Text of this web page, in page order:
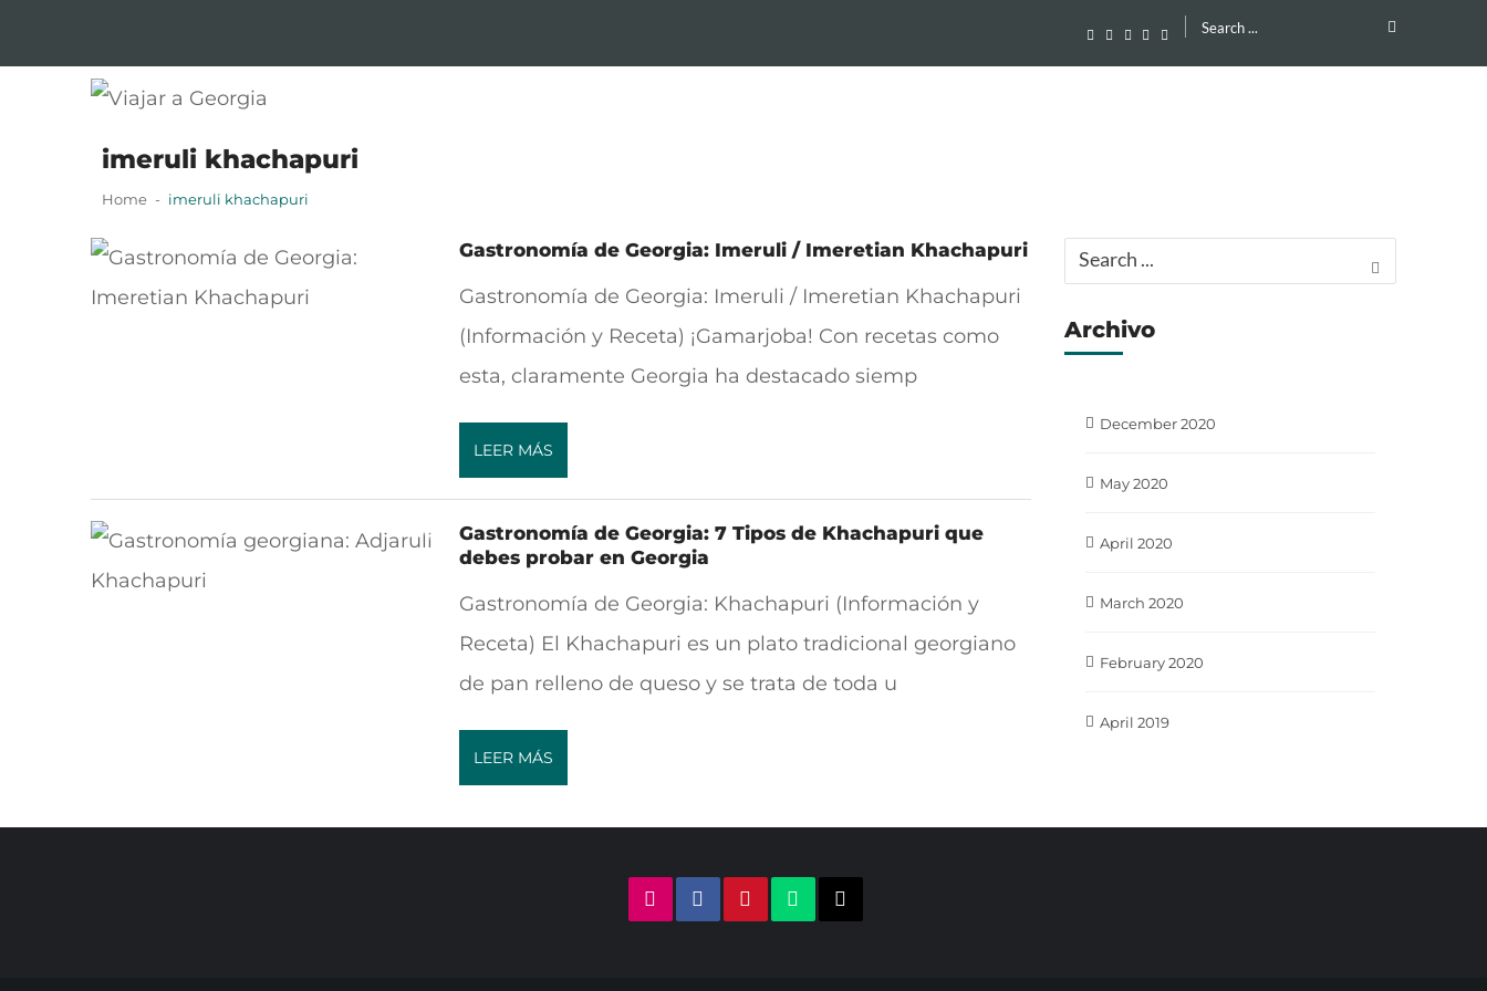
navigation
Search
for:
imeruli khachapuri
Home imeruli khachapuri
Gastronomía de Georgia: Imeruli / Imeretian Khachapuri
Gastronomía de Georgia: Imeruli / Imeretian Khachapuri
(Información y Receta) ¡Gamarjoba! Con recetas como
esta, claramente Georgia ha destacado siemp
LEER MÁS
Gastronomía de Georgia: 7 Tipos de Khachapuri que
debes probar en Georgia
Gastronomía de Georgia: Khachapuri (Información y
Receta) El Khachapuri es un plato tradicional georgiano
de pan relleno de queso y se trata de toda u
LEER MÁS
Search
Archivo
December 2020
May 2020
April 2020
March 2020
February 2020
April 2019